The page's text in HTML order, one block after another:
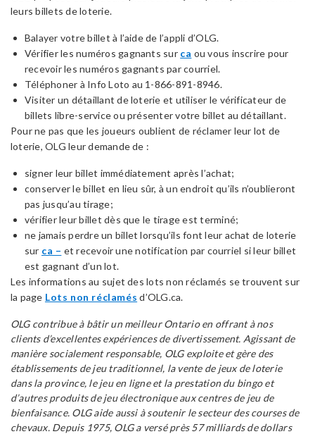
leurs billets de loterie.
Balayer votre billet à l’aide de l’appli d’OLG.
Vérifier les numéros gagnants sur ca ou vous inscrire pour
recevoir les numéros gagnants par courriel.
Téléphoner à Info Loto au 1-866-891-8946.
Visiter un détaillant de loterie et utiliser le vérificateur de
billets libre-service ou présenter votre billet au détaillant.
Pour ne pas que les joueurs oublient de réclamer leur lot de
loterie, OLG leur demande de :
signer leur billet immédiatement après l’achat;
conserver le billet en lieu sûr, à un endroit qu’ils n’oublieront
pas jusqu’au tirage;
vérifier leur billet dès que le tirage est terminé;
ne jamais perdre un billet lorsqu’ils font leur achat de loterie
sur ca – et recevoir une notification par courriel si leur billet
est gagnant d’un lot.
Les informations au sujet des lots non réclamés se trouvent sur
la page Lots non réclamés d’OLG.ca.
OLG contribue à bâtir un meilleur Ontario en offrant à nos
clients d’excellentes expériences de divertissement. Agissant de
manière socialement responsable, OLG exploite et gère des
établissements de jeu traditionnel, la vente de jeux de loterie
dans la province, le jeu en ligne et la prestation du bingo et
d’autres produits de jeu électronique aux centres de jeu de
bienfaisance. OLG aide aussi à soutenir le secteur des courses de
chevaux. Depuis 1975, OLG a versé près 57 milliards de dollars